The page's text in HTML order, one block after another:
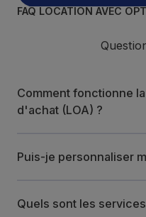
FAQ LOCATION AVEC
Comment fonctionne
d'achat (LOA) ?
Puis-je personnaliser
Quels sont les